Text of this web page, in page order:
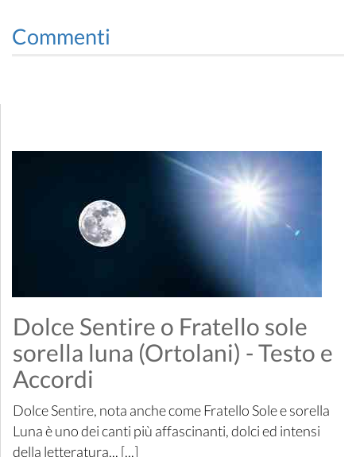
Commenti
Dolce Sentire o Fratello sole
sorella luna (Ortolani) - Testo e
Accordi
Dolce Sentire, nota anche come Fratello Sole e sorella
Luna è uno dei canti più affascinanti, dolci ed intensi
della letteratura... [...]